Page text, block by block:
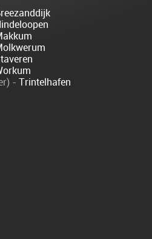
- Trintelhafen